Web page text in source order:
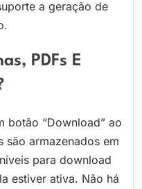
a geração de
PDFs E
botão “Download” ao
são armazenados em
para download
estiver ativa. Não há